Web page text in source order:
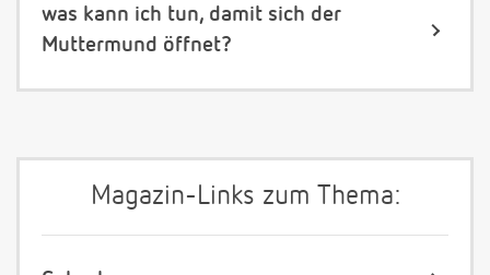
was kann ich tun, damit sich der
Muttermund öffnet?
Magazin-Links zum Thema: